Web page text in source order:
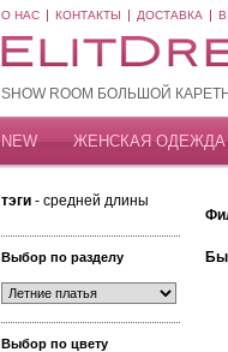
О НАС КОНТАКТЫ ДОСТАВКА
SHOW ROOM БОЛЬШОЙ
NEW ЖЕНСКАЯ ОДЕЖДА
тэги - средней длины
Выбор по разделу
Выбор по цвету